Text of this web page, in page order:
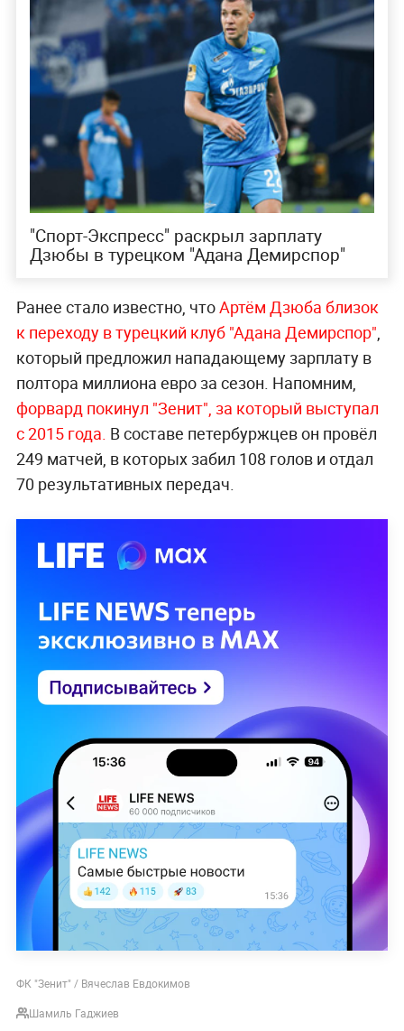
"Спорт-Экспресс" раскрыл зарплату
Дзюбы в турецком "Адана Демирспор"
Ранее стало известно, чтоАртём Дзюба близок
к переходу в турецкий клуб "Адана Демирспор",
который предложил нападающему зарплату в
полтора миллиона евро за сезон. Напомним,
форвард покинул "Зенит", за который выступал
с 2015 года. В составе петербуржцев он провёл
249 матчей, в которых забил 108 голов и отдал
70 результативных передач.
ФК "Зенит" / Вячеслав Евдокимов
Шамиль Гаджиев